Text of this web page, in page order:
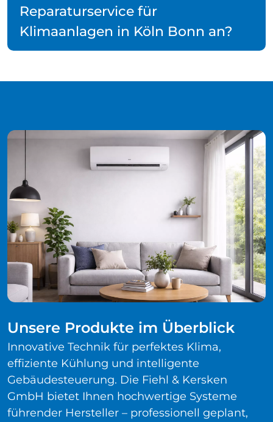
Reparaturservice für
Klimaanlagen in Köln Bonn an?
Unsere Produkte im Überblick
Innovative Technik für perfektes Klima,
effiziente Kühlung und intelligente
Gebäudesteuerung. Die Fiehl & Kersken
GmbH bietet Ihnen hochwertige Systeme
führender Hersteller – professionell geplant,